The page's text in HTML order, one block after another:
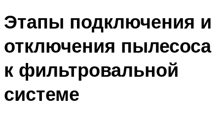
Этапы подключения и
отключения пылесоса
к фильтровальной
системе